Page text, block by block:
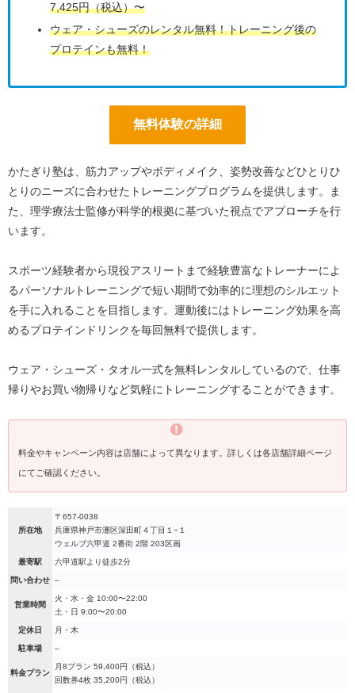
7,425円（税込）〜
ウェア・シューズのレンタル無料！トレーニング後の
プロテインも無料！
無料体験の詳細
かたぎり塾は、筋力アップやボディメイク、姿勢改善などひとりひ
とりのニーズに合わせたトレーニングプログラムを提供します。ま
た、理学療法士監修が科学的根拠に基づいた視点でアプローチを行
います。
スポーツ経験者から現役アスリートまで経験豊富なトレーナーによ
るパーソナルトレーニングで短い期間で効率的に理想のシルエット
を手に入れることを目指します。運動後にはトレーニング効果を高
めるプロテインドリンクを毎回無料で提供します。
ウェア・シューズ・タオル一式を無料レンタルしているので、仕事
帰りやお買い物帰りなど気軽にトレーニングすることができます。
料金やキャンペーン内容は店舗によって異なります。詳しくは各店舗詳細ページ
にてご確認ください。
所在地
〒657-0038
兵庫県神戸市灘区深田町４丁目１−１
ウェルブ六甲道 2番街 2階 203区画
最寄駅 六甲道駅より徒歩2分
問い合わせ –
営業時間
火・水・金 10:00〜22:00
土・日 9:00〜20:00
定休日 月・木
駐車場 –
料金プラン
月8プラン 59,400円（税込）
回数券4枚 35,200円（税込）